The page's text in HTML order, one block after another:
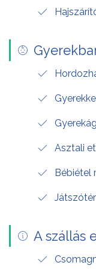
Asztali
Bébiétel
Játszótér
A szállás